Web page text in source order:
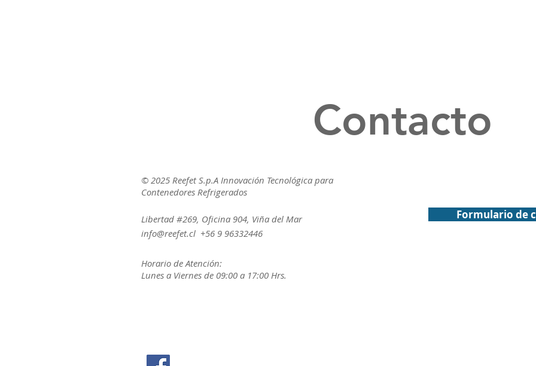
Contacto
© 2025 Reefet S.p.A Innovación Tecnológica para
Contenedores Refrigerados
Libertad #269, Oficina 904, Viña del Mar
info@reefet.cl +56 9 96332446
Horario de Atención:
Lunes a Viernes de 09:00 a 17:00 Hrs.
Formulario de